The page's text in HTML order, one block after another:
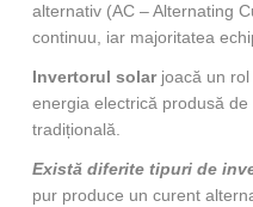
alternativ (AC – Alternating
continuu, iar majoritatea
Invertorul solarjoacă un rol
energia electrică produsă
tradițională.
Există diferite tipuri de
pur produce un curent